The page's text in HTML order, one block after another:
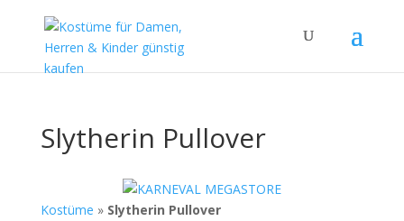
Slytherin Pullover
Kostüme » Slytherin Pullover